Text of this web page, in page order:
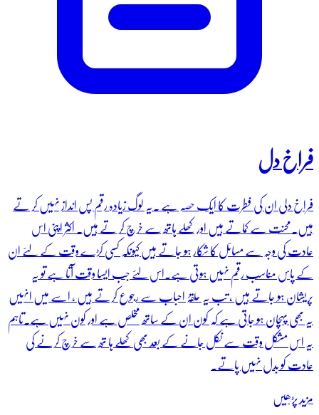
فراخ دل
فراخ دلی ان کی فطرت کا ایک حصہ ہے ۔یہ لوگ زیادہ رقم پس انداز نہیں کر تے
ہیں۔محنت سے کماتے ہیں اور کھلے ہاتھ سے خرچ کر تے ہیں۔ اکثر اپنی اس
عادت کی وجہ سے مسائل کا شکار ہو جاتے ہیں کیونکہ کسی کڑے وقت کے لئے ان
کے پاس مناسب رقم نہیں ہوتی ہے۔اس لئے جب ایسا وقت آتا ہے تو یہ
پریشان ہو جاتے ہیں ، تب یہ حلقۂ احباب سے رجوع کرتے ہیں ، اسے میں انہیں
یہ بھی پہچان ہو جاتی ہے کہ کون ان کے ساتھ مخلص ہے اور کون نہیں ہے۔تاہم
یہ اس مشکل وقت سے نکل جانے کے بعد بھی کھلے ہا تھ سے خرچ کرنے کی
عادت کو بدل نہیں پاتے۔
مزید پڑھیں